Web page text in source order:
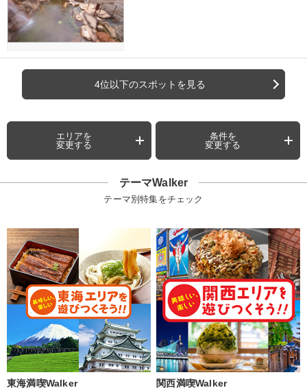
4位以下のスポットを見る
エリアを
変更する
条件を
変更する
テーマWalker
テーマ別特集をチェック
東海満喫Walker 関西満喫Walker